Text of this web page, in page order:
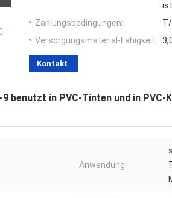
ist
Zahlungsbedingungen:
T/
Versorgungsmaterial-Fähigkeit:
Kontakt
benutzt in PVC-Tinten und in PVC-
Anwendung: